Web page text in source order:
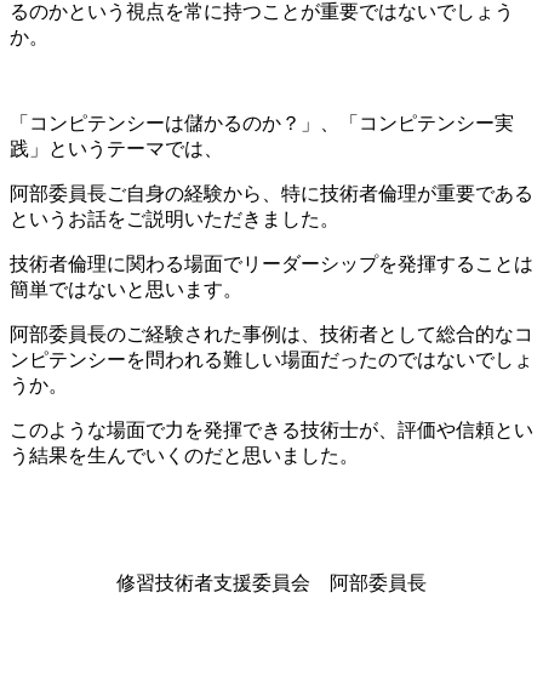
るのかという視点を常に持つことが重要ではないでしょう
か。
「コンピテンシーは儲かるのか？」、「コンピテンシー実
践」というテーマでは、
阿部委員長ご自身の経験から、特に技術者倫理が重要である
というお話をご説明いただきました。
技術者倫理に関わる場面でリーダーシップを発揮することは
簡単ではないと思います。
阿部委員長のご経験された事例は、技術者として総合的なコ
ンピテンシーを問われる難しい場面だったのではないでしょ
うか。
このような場面で力を発揮できる技術士が、評価や信頼とい
う結果を生んでいくのだと思いました。
修習技術者支援委員会 阿部委員長